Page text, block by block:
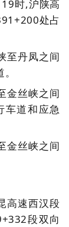
时,沪陕高
处占
至丹凤之间
金丝峡之间
车道和应急
金丝峡之间
高速西汉段
段双向